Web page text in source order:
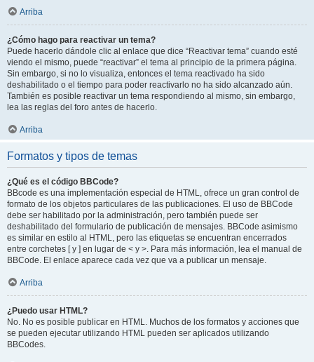
Arriba
¿Cómo hago para reactivar un tema?
Puede hacerlo dándole clic al enlace que dice “Reactivar tema” cuando esté
viendo el mismo, puede “reactivar” el tema al principio de la primera página.
Sin embargo, si no lo visualiza, entonces el tema reactivado ha sido
deshabilitado o el tiempo para poder reactivarlo no ha sido alcanzado aún.
También es posible reactivar un tema respondiendo al mismo, sin embargo,
lea las reglas del foro antes de hacerlo.
Arriba
Formatos y tipos de temas
¿Qué es el código BBCode?
BBcode es una implementación especial de HTML, ofrece un gran control de
formato de los objetos particulares de las publicaciones. El uso de BBCode
debe ser habilitado por la administración, pero también puede ser
deshabilitado del formulario de publicación de mensajes. BBCode asimismo
es similar en estilo al HTML, pero las etiquetas se encuentran encerrados
entre corchetes [ y ] en lugar de < y >. Para más información, lea el manual de
BBCode. El enlace aparece cada vez que va a publicar un mensaje.
Arriba
¿Puedo usar HTML?
No. No es posible publicar en HTML. Muchos de los formatos y acciones que
se pueden ejecutar utilizando HTML pueden ser aplicados utilizando
BBCodes.